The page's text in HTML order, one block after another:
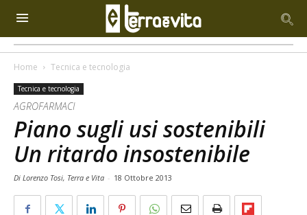
Home Tecnica e tecnologia
Tecnica e tecnologia
AGROFARMACI
Piano sugli usi sostenibili
Un ritardo insostenibile
Di Lorenzo Tosi, Terra e Vita - 18 Ottobre 2013